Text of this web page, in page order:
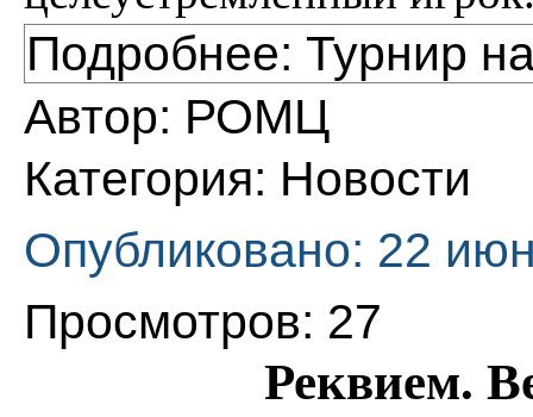
Подробнее: Турнир
Автор: РОМЦ
Категория: Новости
Опубликовано: 22
Просмотров: 27
Реквием.